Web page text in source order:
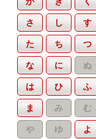
さ し す
た ち つ
な に ぬ
は ひ ふ
ま み む
や ゆ よ